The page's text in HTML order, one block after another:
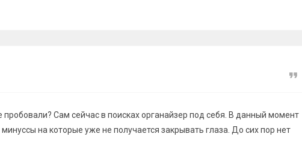
Сам сейчас в поисках органайзер под себя. В данный момент
минуссы на которые уже не получается закрывать глаза. До сих пор нет